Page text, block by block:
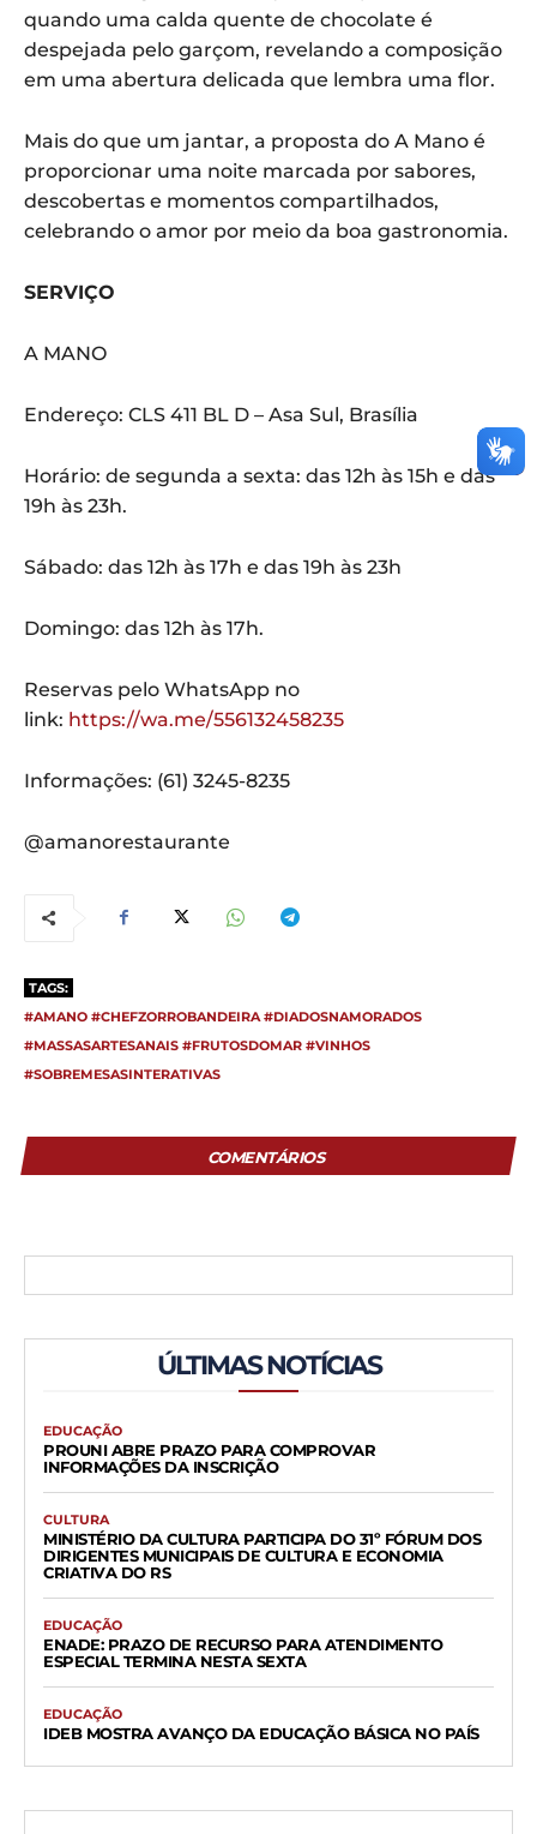
quando uma calda quente de chocolate é
despejada pelo garçom, revelando a composição
em uma abertura delicada que lembra uma flor.
Mais do que um jantar, a proposta do A Mano é
proporcionar uma noite marcada por sabores,
descobertas e momentos compartilhados,
celebrando o amor por meio da boa gastronomia.
SERVIÇO
A MANO
Endereço: CLS 411 BL D – Asa Sul, Brasília
Horário: de segunda a sexta: das 12h às 15h e das
19h às 23h.
Sábado: das 12h às 17h e das 19h às 23h
Domingo: das 12h às 17h.
Reservas pelo WhatsApp no
link: https://wa.me/556132458235
Informações: (61) 3245-8235
@amanorestaurante
TAGS:
#AMANO #CHEFZORROBANDEIRA #DIADOSNAMORADOS
#MASSASARTESANAIS #FRUTOSDOMAR #VINHOS
#SOBREMESASINTERATIVAS
COMENTÁRIOS
ÚLTIMAS NOTÍCIAS
EDUCAÇÃO
PROUNI ABRE PRAZO PARA COMPROVAR
INFORMAÇÕES DA INSCRIÇÃO
CULTURA
MINISTÉRIO DA CULTURA PARTICIPA DO 31º FÓRUM DOS
DIRIGENTES MUNICIPAIS DE CULTURA E ECONOMIA
CRIATIVA DO RS
EDUCAÇÃO
ENADE: PRAZO DE RECURSO PARA ATENDIMENTO
ESPECIAL TERMINA NESTA SEXTA
EDUCAÇÃO
IDEB MOSTRA AVANÇO DA EDUCAÇÃO BÁSICA NO PAÍS